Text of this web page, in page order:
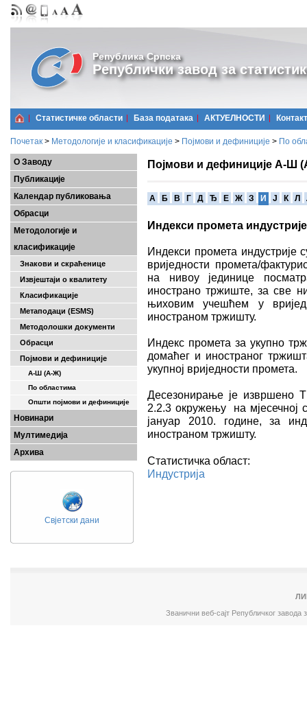
Република Српска
Републички завод за
Статистичке области Базa података АКТУЕЛНОСТИ Контакт
Почетак > Методологије и класификације > Појмови и дефиниције > По
О Заводу
Публикације
Календар публиковања
Обрасци
Методологије и
класификације
Знакови и скраћенице
Извјештаји о квалитету
Класификације
Метаподаци (ESMS)
Методолошки документи
Обрасци
Појмови и дефиниције
А-Ш (A-Ж)
По областима
Општи појмови и дефиниције
Новинари
Мултимедија
Архива
Свјетски дани
Појмови и дефиниције А-Ш
A Б В Г Д Ђ Е Ж З И Ј К Л
Индекси промета индустрије
Индекси промета индустрије
вриједности промета/
на нивоу јединице
инострано тржиште, за све
њиховим учешћем у
иностраном тржишту.
Индекс промета за укупно
домаћег и иностраног
укупној вриједности промета.
Десезонирање је извршено
2.2.3 окружењу на мјесечној
јануар 2010. године, за
иностраном тржишту.
Статистичка област:
Индустрија
Званични веб-сајт Републичког